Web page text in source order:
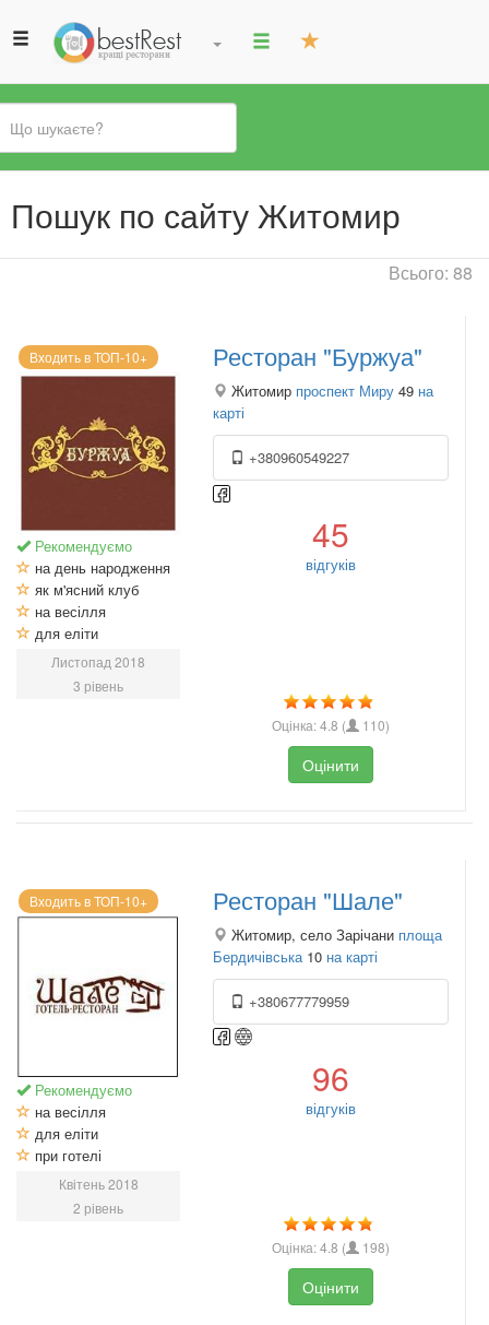
Ви
єПошук по сайту Житомир
Всього: 88
Входить в ТОП-10+
Рекомендуємо
на день народження
як м'ясний клуб
на весілля
для еліти
Листопад 2018
3 рівень
Ресторан "Буржуа"
Житомир проспект Миру 49 на
карті
+380960549227
45
відгуків
Оцінка:4.8 ( 110)
Оцінити
Входить в ТОП-10+
Рекомендуємо
на весілля
для еліти
при готелі
Квітень 2018
2 рівень
Ресторан "Шале"
Житомир, село Зарічани площа
Бердичівська 10 на карті
+380677779959
96
відгуків
Оцінка:4.8 ( 198)
Оцінити